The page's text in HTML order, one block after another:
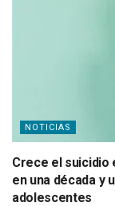
NOTICIAS
Crece el suicidio
en una década y
adolescentes